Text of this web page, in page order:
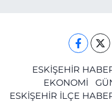
ESKİŞEHİR
EKONOMİ
ESKİŞEHİR İLÇE